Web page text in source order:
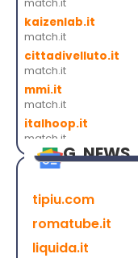
kaizenlab.it
match.it
cittadivelluto.it
match.it
mmi.it
match.it
italhoop.it
match.it
G. NEWS
tipiu.com
romatube.it
liquida.it